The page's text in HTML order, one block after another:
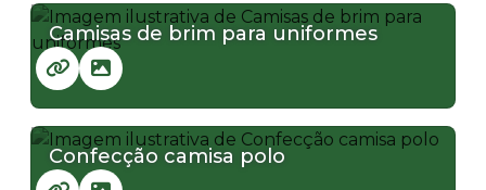
Camisas de brim para uniformes
Confecção camisa polo